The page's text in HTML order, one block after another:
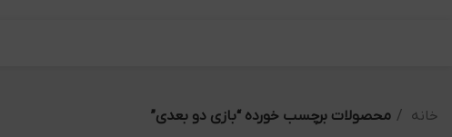
خانه محصولات برچسب خورده “بازی دو بعدی”